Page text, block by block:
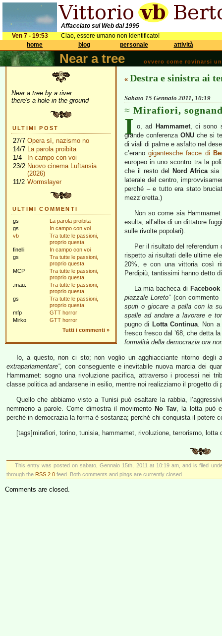
Affacciato sul Web dal 1995
Ven 7 - 19:53
Ciao, essere umano non identificato!
home
blog personale attività
Near a tree ovvero come rovinarsi
Near a tree by a river
there's a hole in the ground
ULTIMI POST
27/7 Opera sì, nazismo no
14/7 La parola proibita
1/4
In campo con voi
23/2 Nuovo cinema Luftansia
(2026)
11/2 Wormslayer
ULTIMI COMMENTI
gs
La parola proibita
gs
In campo con voi
vb
Tra tutte le passioni,
proprio questa
finelli
In campo con voi
gs
Tra tutte le passioni,
proprio questa
MCP
Tra tutte le passioni,
proprio questa
.mau.
Tra tutte le passioni,
proprio questa
gs
Tra tutte le passioni,
proprio questa
mfp
GTT horror
Mirko
GTT horror
Tutti i commenti »
« Destra e sinistra ai
Sabato 15 Gennaio 2011, 10:19
Mirafiori,
I o, ad Hammamet, ci sono
grande conferenza ONUche si
di viali di palme e asfalto nel
c’eranogigantesche facce di
europeo in uno scontro tra la
che il resto del
Nord Africasia
laterale del centro,
perché – e tutto era stato
mezz’oretta.)
Non so come sia
esulta, all’alba di un dittatore
sulle rivolte popolari).
Per il risultato del referendum
rispetto ai risultati delle ultime
20%, e con una vittoria così
Perdipiù, tantissimi hanno detto
La mia bacheca di Facebook
piazzale Loreto”(con commento
sputi o giocare a palla con la
spalle ad andare a lavorare e
pugno di Lotta Continua. Non a
fresco fresco dal ’68, che detta
formalità della democrazia ora
Io, a questo, non ci sto; non voglio un agghiacciante ritorno degli
extraparlamentare”, con conseguente e inevitabile nuova marcia dei
Hammamet: sogno una rivoluzione pacifica, attraverso i processi nei
classe politica ad andarsene in esilio, mentre noi realizziamo il progetto
Quello che abbiamo visto a Tunisi può esaltare la rabbia,
nemmeno a parole. Come dimostra il movimento No Tav, la lotta può
perché in democrazia la forma è sostanza; perché chi conquista il potere
[tags]mirafiori, torino, tunisia, hammamet, rivoluzione, terrorismo,
This entry was posted on sabato, Gennaio 15th, 2011 at 10:19 am, and is filed
through the RSS 2.0 feed. Both comments and pings are currently closed.
Comments are closed.